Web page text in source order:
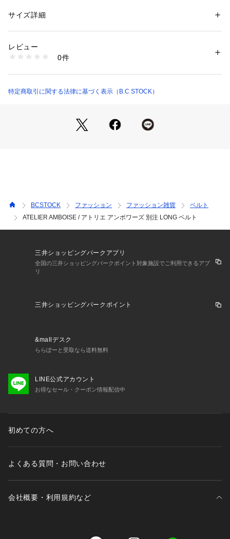
いる“AMBOISE(アンボワーズ)”は2019年よりブランド名を“AT
ELIER AMBOISE(アトリエ アンボワーズ)”と変え、新たにス
イテムなど、品格と品質を兼ね備えたエレガントなアイテムが
※取り扱いについては、商品についている品質表示でご確認く
予めご了承の上ご注文ください。
性別：レディース
素材：本体:牛革
商品番号：
26099923000310 （ショップ）
サイズ詳細
レビュー
0件
特定商取引に関する法律に基づく表示（B.C STOCK）
BCSTOCK ファッション ファッション雑貨
ベルト
ATELIER AMBOISE / アトリエ アンボワーズ 別注 LONG ベルト
三井ショッピングパークアプリ
全国の三井ショッピングパークポイント対象施設でご利用できるアプ
リ
三井ショッピングパークポイント
&mallデスク
ららぽーと受取なら送料無料
LINE公式アカウント
お得なセール・クーポン情報配信中
初めての方へ
よくある質問・お問い合わせ
会社概要・利用規約など